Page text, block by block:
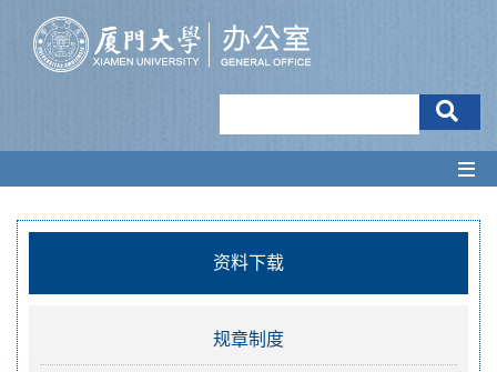
资料下载
规章制度